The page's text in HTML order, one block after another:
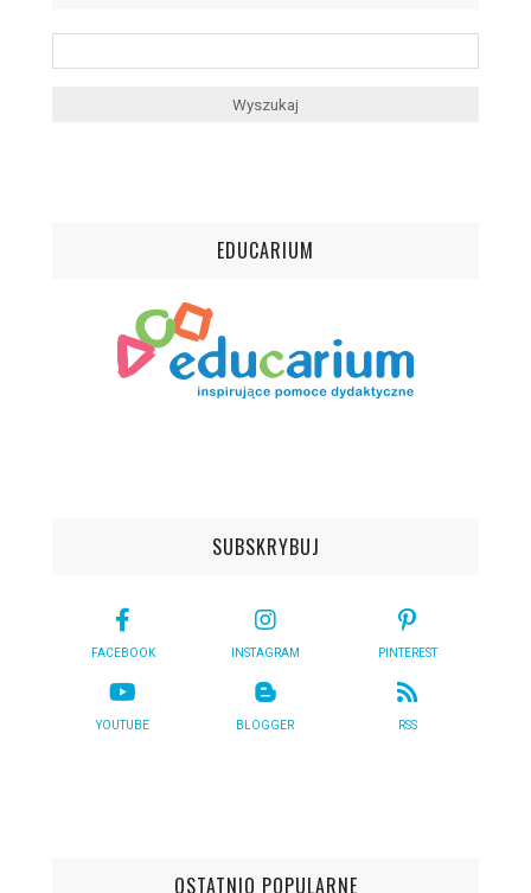
EDUCARIUM
SUBSKRYBUJ
FACEBOOK INSTAGRAM PINTEREST
YOUTUBE BLOGGER RSS
OSTATNIO POPULARNE